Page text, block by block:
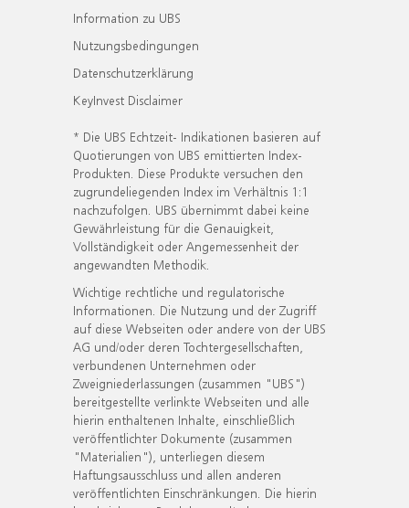
Information zu UBS
Nutzungsbedingungen
Datenschutzerklärung
KeyInvest Disclaimer
* Die UBS Echtzeit- Indikationen basieren auf
Quotierungen von UBS emittierten Index-
Produkten. Diese Produkte versuchen den
zugrundeliegenden Index im Verhältnis 1:1
nachzufolgen. UBS übernimmt dabei keine
Gewährleistung für die Genauigkeit,
Vollständigkeit oder Angemessenheit der
angewandten Methodik.
Wichtige rechtliche und regulatorische
Informationen. Die Nutzung und der Zugriff
auf diese Webseiten oder andere von der UBS
AG und/oder deren Tochtergesellschaften,
verbundenen Unternehmen oder
Zweigniederlassungen (zusammen "UBS")
bereitgestellte verlinkte Webseiten und alle
hierin enthaltenen Inhalte, einschließlich
veröffentlichter Dokumente (zusammen
"Materialien"), unterliegen diesem
Haftungsausschluss und allen anderen
veröffentlichten Einschränkungen. Die hierin